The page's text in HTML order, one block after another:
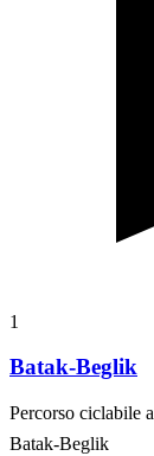
1
Batak-Beglik
Percorso ciclabile a
Batak-Beglik